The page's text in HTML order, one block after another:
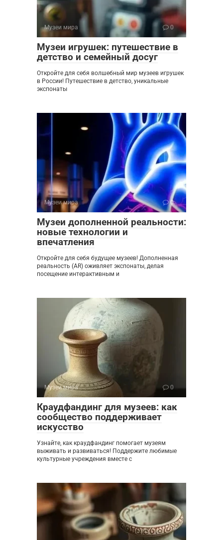
Музеи мира 0
Музеи игрушек: путешествие в
детство и семейный досуг
Откройте для себя волшебный мир музеев игрушек
в России! Путешествие в детство, уникальные
экспонаты
Музеи мира 0
Музеи дополненной реальности:
новые технологии и
впечатления
Откройте для себя будущее музеев! Дополненная
реальность (AR) оживляет экспонаты, делая
посещение интерактивным и
Музеи мира 0
Краудфандинг для музеев: как
сообщество поддерживает
искусство
Узнайте, как краудфандинг помогает музеям
выживать и развиваться! Поддержите любимые
культурные учреждения вместе с